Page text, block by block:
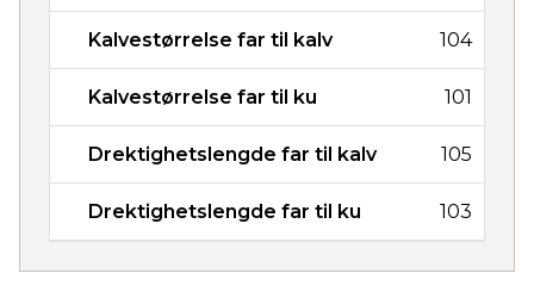
Kalvestørrelse far til kalv 104
Kalvestørrelse far til ku 101
Drektighetslengde far til kalv 105
Drektighetslengde far til ku 103